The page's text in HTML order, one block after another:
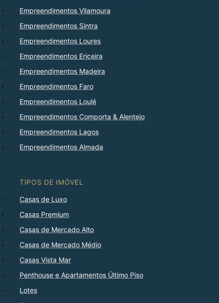
Empreendimentos Vilamoura
Empreendimentos Sintra
Empreendimentos Loures
Empreendimentos Ericeira
Empreendimentos Madeira
Empreendimentos Faro
Empreendimentos Loulé
Empreendimentos Comporta & Alentejo
Empreendimentos Lagos
Empreendimentos Almada
TIPOS DE IMÓVEL
Casas de Luxo
Casas Premium
Casas de Mercado Alto
Casas de Mercado Médio
Casas Vista Mar
Penthouse e Apartamentos Último Piso
Lotes